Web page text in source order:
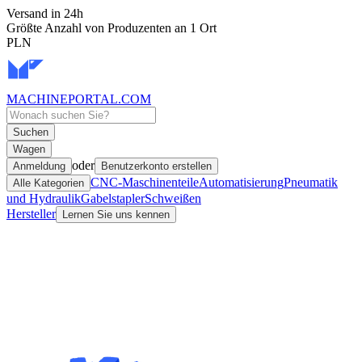
Versand in 24h
Größte Anzahl von Produzenten an 1 Ort
PLN
MACHINEPORTAL.COM
Suchen
Wagen
Anmeldung oder
Benutzerkonto erstellen
Alle Kategorien CNC-MaschinenteileAutomatisierungPneumatik
und HydraulikGabelstaplerSchweißen
Hersteller
Lernen Sie uns kennen